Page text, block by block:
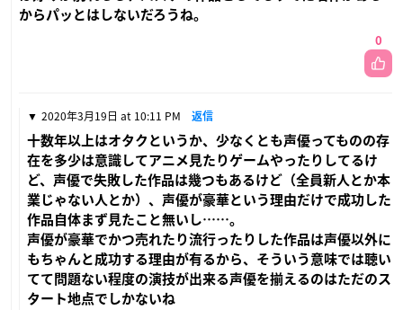
からパッとはしないだろうね。
0
2020年3月19日 at 10:11 PM 返信
十数年以上はオタクというか、少なくとも声優ってものの存
在を多少は意識してアニメ見たりゲームやったりしてるけ
ど、声優で失敗した作品は幾つもあるけど（全員新人とか本
業じゃない人とか）、声優が豪華という理由だけで成功した
作品自体まず見たこと無いし……。
声優が豪華でかつ売れたり流行ったりした作品は声優以外に
もちゃんと成功する理由が有るから、そういう意味では聴い
てて問題ない程度の演技が出来る声優を揃えるのはただのス
タート地点でしかないね